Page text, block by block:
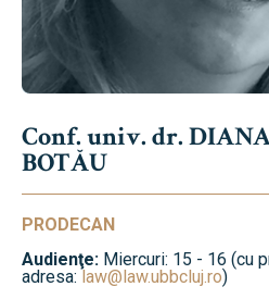
Conf. univ. dr.
BOTĂU
PRODECAN
Audienţe: Miercuri: 15 - 16 (cu
adresa: law@law.ubbcluj.ro)